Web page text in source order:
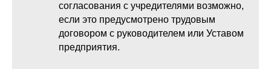
согласования с учредителями возможно,
если это предусмотрено трудовым
договором с руководителем или Уставом
предприятия.